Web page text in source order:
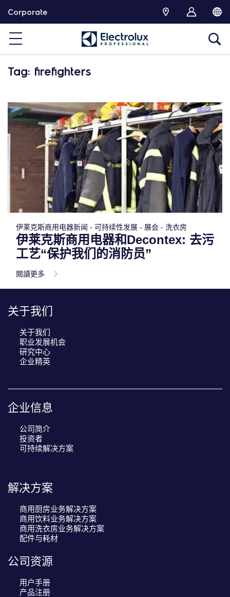
Corporate
Tag: firefighters
伊莱克斯商用电器新闻 - 可持续性发展 - 展会 - 洗衣房
伊莱克斯商用电器和Decontex: 去污
工艺“保护我们的消防员”
閱讀更多
关于我们
关于我们
职业发展机会
研究中心
企业精英
企业信息
公司简介
投资者
可持续解决方案
解决方案
商用厨房业务解决方案
商用饮料业务解决方案
商用洗衣房业务解决方案
配件与耗材
公司资源
用户手册
产品注册